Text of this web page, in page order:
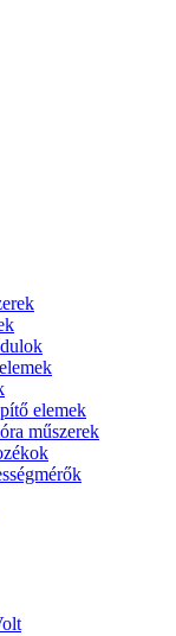
elemek
műszerek